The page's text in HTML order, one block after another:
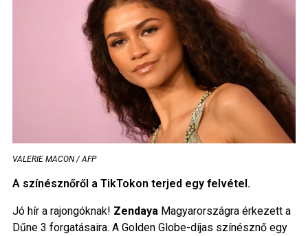
VALERIE MACON / AFP
A színésznőről a TikTokon terjed egy felvétel.
Jó hír a rajongóknak! ZendayaMagyarországra érkezett a
Dűne 3 forgatásaira. A Golden Globe-díjas színésznő egy